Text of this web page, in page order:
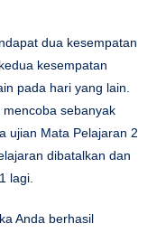
dua kesempatan
kesempatan
pada hari yang lain.
sebanyak
ujian Mata Pelajaran 2
dibatalkan dan
lagi.
Anda berhasil